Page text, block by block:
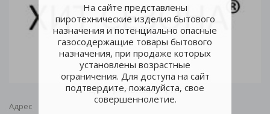
На сайте представлены
пиротехнические изделия бытового
назначения и потенциально опасные
газосодержащие товары бытового
назначения, при продаже которых
установлены возрастные
ограничения. Для доступа на сайт
подтвердите, пожалуйста, свое
совершеннолетие.
Центральный офис
Адрес